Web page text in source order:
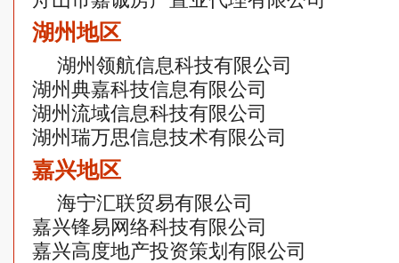
湖州地区
湖州领航信息科技有限公司
湖州典嘉科技信息有限公司
湖州流域信息科技有限公司
湖州瑞万思信息技术有限公司
嘉兴地区
海宁汇联贸易有限公司
嘉兴锋易网络科技有限公司
嘉兴高度地产投资策划有限公司